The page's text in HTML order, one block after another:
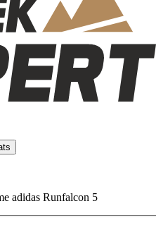
adidas Runfalcon 5